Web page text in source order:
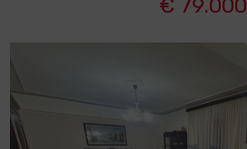
€ 79.000